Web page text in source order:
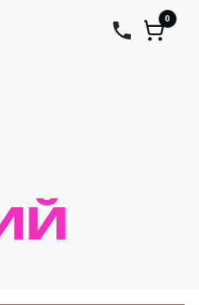
0